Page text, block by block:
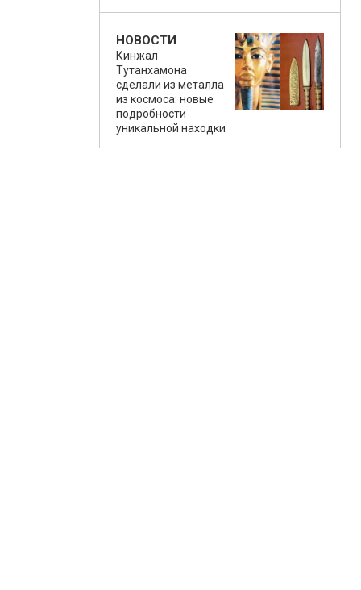
НОВОСТИ
Кинжал
Тутанхамона
сделали из металла
из космоса: новые
подробности
уникальной находки